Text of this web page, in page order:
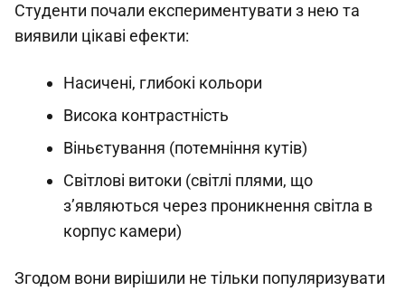
Студенти почали експериментувати з нею та
виявили цікаві ефекти:
Насичені, глибокі кольори
Висока контрастність
Віньєтування (потемніння кутів)
Світлові витоки (світлі плями, що
з’являються через проникнення світла в
корпус камери)
Згодом вони вирішили не тільки популяризувати